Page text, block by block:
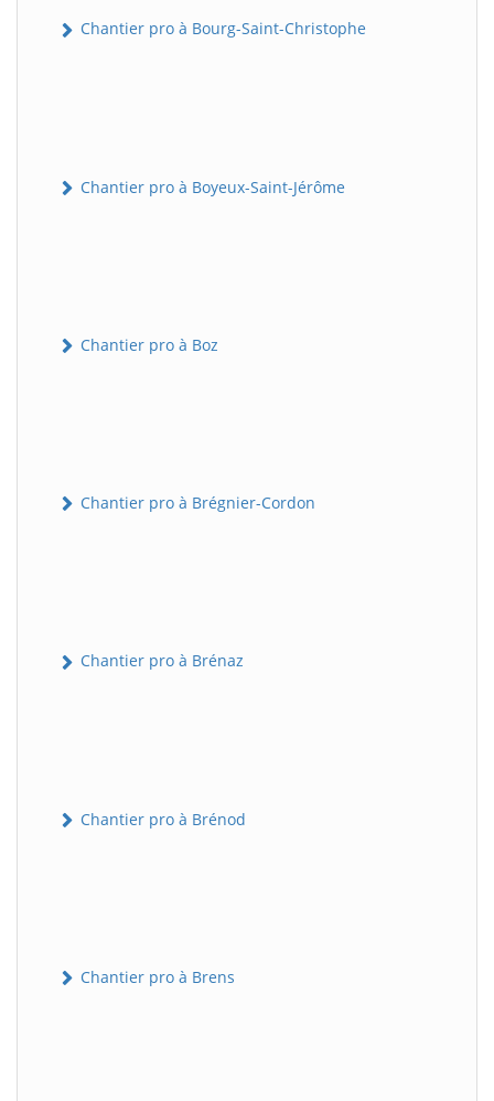
Chantier pro à Bourg-Saint-Christophe
Chantier pro à Boyeux-Saint-Jérôme
Chantier pro à Boz
Chantier pro à Brégnier-Cordon
Chantier pro à Brénaz
Chantier pro à Brénod
Chantier pro à Brens